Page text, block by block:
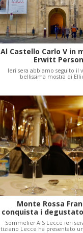
Al Castello Carlo V in
Erwitt
Ieri sera abbiamo seguito il
bellissima mostra di
Monte Rossa
conquista i
Sommelier AIS Lecce ieri
tiziano Lecce ha presentato